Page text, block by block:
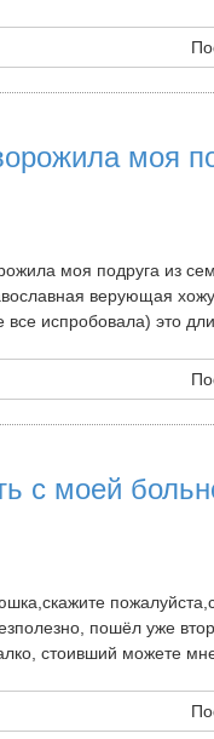
моя
моя подруга из
верующая
все испробовала) это
с моей
пошёл уже
стоивший можете